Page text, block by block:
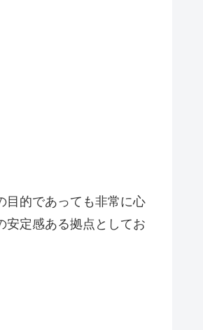
目的であっても非常に心
安定感ある拠点としてお